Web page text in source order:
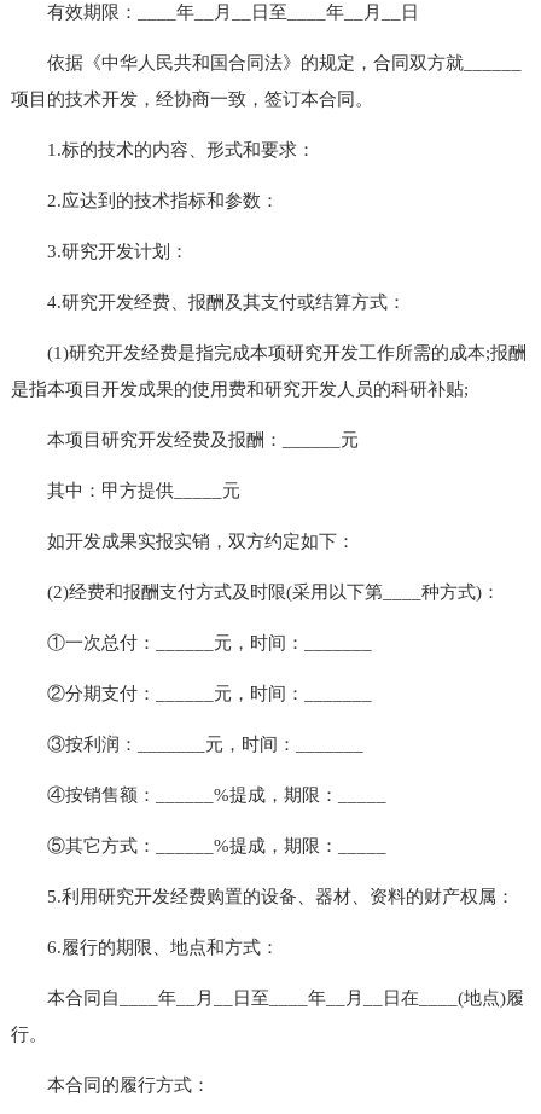
有效期限：____年__月__日至____年__月__日
依据《中华人民共和国合同法》的规定，合同双方就______
项目的技术开发，经协商一致，签订本合同。
1.标的技术的内容、形式和要求：
2.应达到的技术指标和参数：
3.研究开发计划：
4.研究开发经费、报酬及其支付或结算方式：
(1)研究开发经费是指完成本项研究开发工作所需的成本;报酬
是指本项目开发成果的使用费和研究开发人员的科研补贴;
本项目研究开发经费及报酬：______元
其中：甲方提供_____元
如开发成果实报实销，双方约定如下：
(2)经费和报酬支付方式及时限(采用以下第____种方式)：
①一次总付：______元，时间：_______
②分期支付：______元，时间：_______
③按利润：_______元，时间：_______
④按销售额：______%提成，期限：_____
⑤其它方式：______%提成，期限：_____
5.利用研究开发经费购置的设备、器材、资料的财产权属：
6.履行的期限、地点和方式：
本合同自____年__月__日至____年__月__日在____(地点)履
行。
本合同的履行方式：